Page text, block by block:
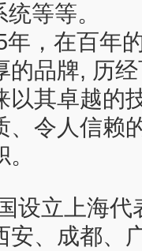
等等。
，在百年
的品牌, 历
以其卓越的
、令人信赖
设立上海
安、成都、